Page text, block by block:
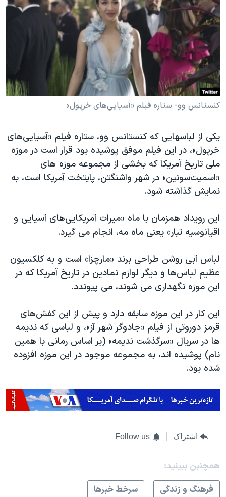
فرهنگ و زندگی
حقوق شهروندی
اقتصادی
علم و فناوری
اسرائیل در جنگ
مستندها
انتخابات ریاست جمهوری آمریکا ۲۰۲۴
حمله جمهوری اسلامی به اسرائیل
رمز مهسا
ورزش زنان در ایران
اعتراضات زن، زندگی، آزادی
تریبونال مردمی آبان ۹۸
دادگاه حمید نوری
چهل سال گروگان‌گیری
قانون شفافیت دارائی کادر رهبری ایران
اسرائیل در جنگ
همایش محافظه‌کاران آمریکا «سی‌پک»
صفحه‌های ویژه
دنبال کنید
زبانهای مختلف
کنستانس وو- ستاره فیلم «آسیایی‌های خرپول»
یکی از لباسهایی که کنستانس وو، ستاره فیلم «آسیایی‌های
خرپول»، در این فیلم موفق پوشیده بود قرار است در موزه
ملی تاریخ آمریکا که بخشی از مجموعه موزه های
«اسمیت‌سونین» در شهر واشنگتن، پایتخت آمریکا است، به
نمایش گذاشته شود.
این رویداد همزمان با ماه «میراث آمریکایی‌های آسیایی و
اقیانوسیه تبار» یعنی ماه مه، انجام می گیرد.
لباس آبی روشن طراحی برند «مارچزا» است و به کلکسیون
عظیم لباس‌ها و دیگر لوازم نمادین در تاریخ آمریکا که در
این موزه نگهداری می شوند، می پیوندد.
این کار در این موزه سابقه دارد و پیش از این کفش‌های
قرمز دوروتی از فیلم «جادوگر شهر آز»، و لباسی که ندیمه
ها در سریال «سرگذشت ندیمه» (بر اساس رمانی با همین
نام) پوشیده اند، به مجموعه موجود در این موزه افزوده
شده بود.
اشتراک Follow us
همچنبن ببینید:
فرهنگ و زندگی
سرخط خبرها